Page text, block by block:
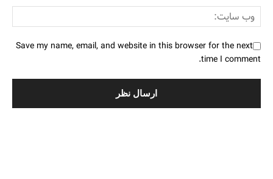
Save my name, email, and website in this browser for the next
time I comment.